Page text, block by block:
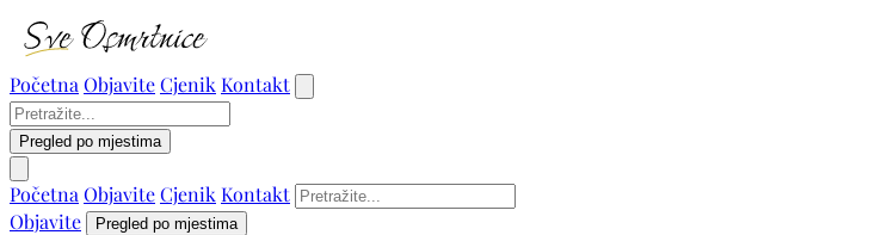
Početna ObjaviteCjenik Kontakt
Pregled po mjestima
Početna ObjaviteCjenik Kontakt
Objavite
Pregled po mjestima